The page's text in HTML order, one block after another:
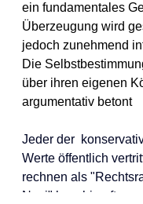
ein fundamentales
Überzeugung wird
jedoch zunehmend
Die
über ihren eigenen
argumentativ betont
Jeder der
Werte öffentlich
rechnen als
Nazi" beschimpft zu